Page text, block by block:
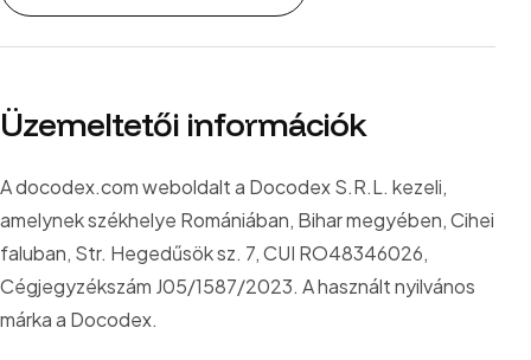
Üzemeltetői információk
A docodex.com weboldalt a Docodex S.R.L. kezeli,
amelynek székhelye Romániában, Bihar megyében, Cihei
faluban, Str. Hegedűsök sz. 7, CUI RO48346026,
Cégjegyzékszám J05/1587/2023. A használt nyilvános
márka a Docodex.